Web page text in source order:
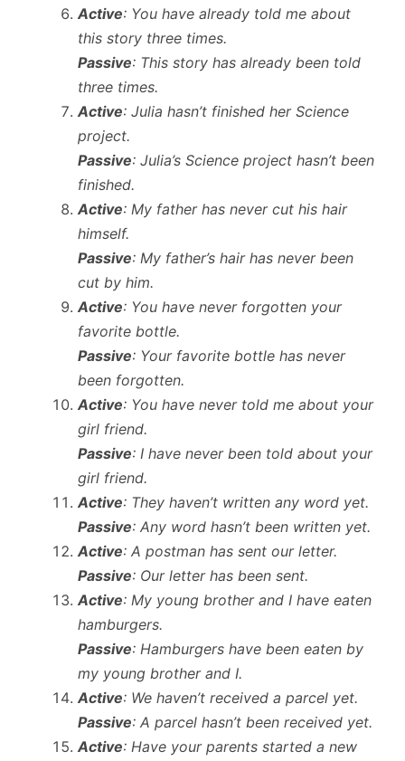
Active: You have already told me about
this story three times.
Passive: This story has already been told
three times.
Active: Julia hasn’t finished her Science
project.
Passive: Julia’s Science project hasn’t been
finished.
Active: My father has never cut his hair
himself.
Passive: My father’s hair has never been
cut by him.
Active: You have never forgotten your
favorite bottle.
Passive: Your favorite bottle has never
been forgotten.
Active: You have never told me about your
girl friend.
Passive: I have never been told about your
girl friend.
Active: They haven’t written any word yet.
Passive: Any word hasn’t been written yet.
Active: A postman has sent our letter.
Passive: Our letter has been sent.
Active: My young brother and I have eaten
hamburgers.
Passive: Hamburgers have been eaten by
my young brother and I.
Active: We haven’t received a parcel yet.
Passive: A parcel hasn’t been received yet.
Active: Have your parents started a new